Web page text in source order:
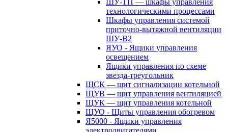
ШУ-ТП — шкафы управления
технологическими процессами
Шкафы управления системой
приточно-вытяжной вентиляции
ШУ-В2
ЯУО - Ящики управления
освещением
Ящики управления по схеме
звезда-треугольник
ЩСК — щит сигнализации котельной
ЩУВ — щит управления вентиляцией
ЩУК — щит управления котельной
ЩУО - Щиты управления обогревом
Я5000 - Ящики управления
электродвигателями